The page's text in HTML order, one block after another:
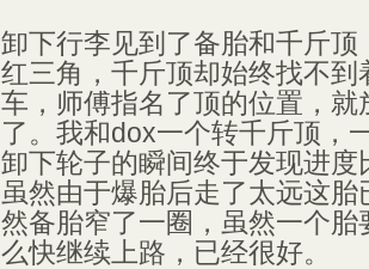
卸下行李见到了备胎和千斤顶
红三角，千斤顶却始终找不到
车，师傅指名了顶的位置，就
了。我和dox一个转千斤顶，
卸下轮子的瞬间终于发现进度
虽然由于爆胎后走了太远这
然备胎窄了一圈，虽然一个胎
么快继续上路，已经很好。